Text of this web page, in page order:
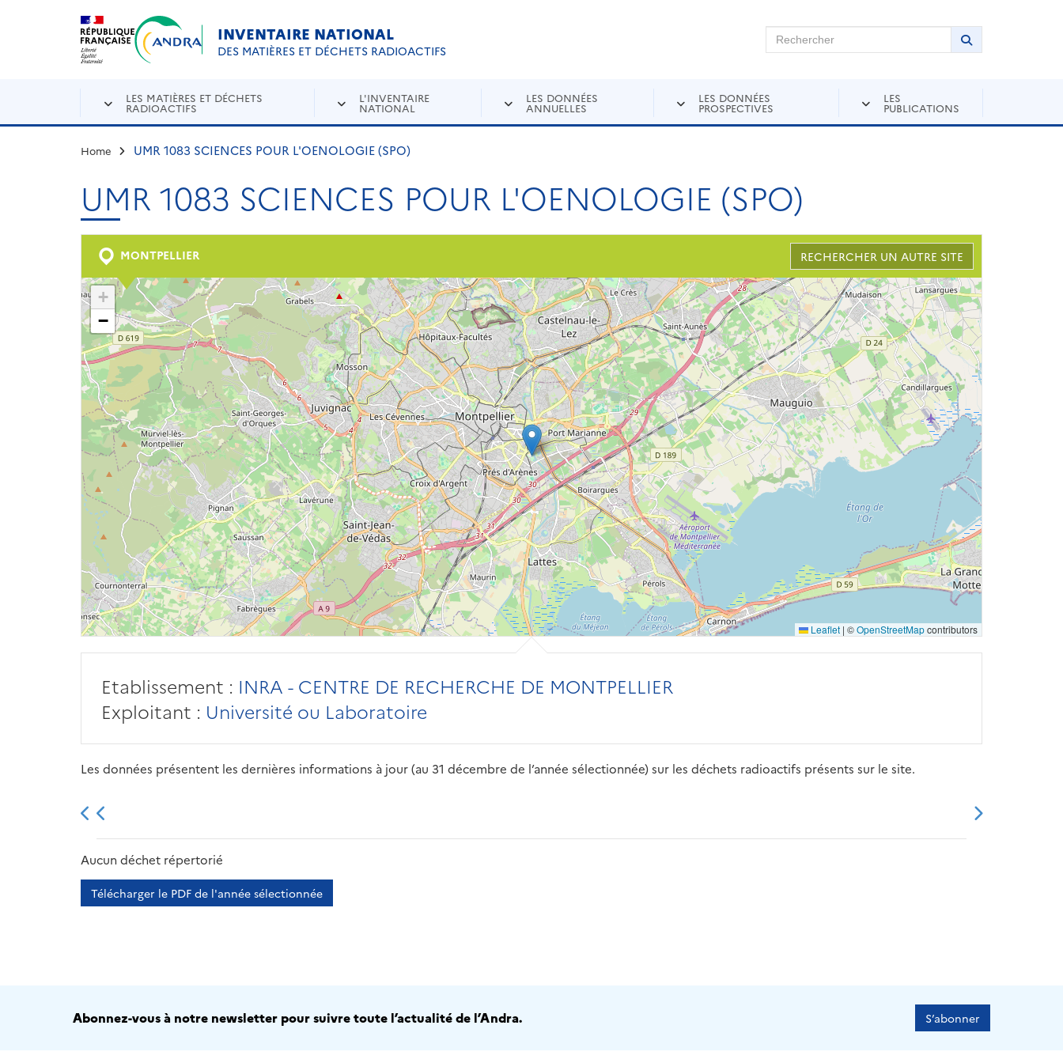
Aller au contenu principal
INVENTAIRE NATIONAL
DES MATIÈRES ET DÉCHETS RADIOACTIFS
Rechercher sur Andra Inventaire Rechercher
Lancer la
LES MATIÈRES ET DÉCHETS
RADIOACTIFS
L'INVENTAIRE
NATIONAL
LES DONNÉES
ANNUELLES
LES DONNÉES
PROSPECTIVES
LES
PUBLICATIONS
Home UMR 1083 SCIENCES POUR L'OENOLOGIE (SPO)
UMR 1083 SCIENCES POUR L'OENOLOGIE (SPO)
MONTPELLIER RECHERCHER UN AUTRE SITE
+
−
Leaflet | ©OpenStreetMapcontributors
Etablissement : INRA - CENTRE DE RECHERCHE DE MONTPELLIER
Exploitant : Université ou Laboratoire
Les données présentent les dernières informations à jour (au 31 décembre de l’année sélectionnée) sur les déchets radioactifs présents sur le site.
2013 2014
Aucun déchet répertorié
Télécharger le PDF de l'année sélectionnée
Abonnez-vous à notre newsletter pour suivre toute l’actualité de l’Andra. S’abonner